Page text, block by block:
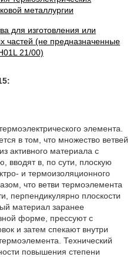
для изготовления или
частей (не предназначенные
21/00)
элемента.
в том, что множество ветвей
активного материала с
вводят в, по сути, плоскую
и термоизоляционного
что ветви термоэлемента
перпендикулярно плоскости
материал заранее
форме, прессуют с
и затем спекают внутри
Технический
повышения степени